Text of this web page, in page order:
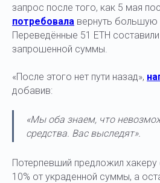
запрос после того, как 5 мая
потребовала вернуть большую
Переведённые 51 ETH
запрошенной суммы.
«После этого нет пути назад»,
добавив:
«Мы оба знаем, что
средства. Вас выследят».
Потерпевший предложил хакеру
10% от украденной суммы, а